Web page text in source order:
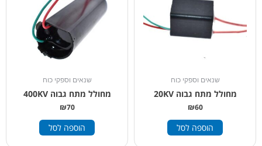
שנאים וספקי כוח
מחולל מתח גבוה 20KV
₪60
הוספה לסל
שנאים וספקי כוח
מחולל מתח גבוה 400KV
₪70
הוספה לסל